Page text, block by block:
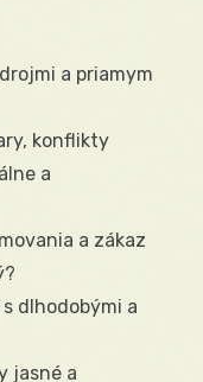
a priamym
konflikty
a
a zákaz
dlhodobými a
jasné a